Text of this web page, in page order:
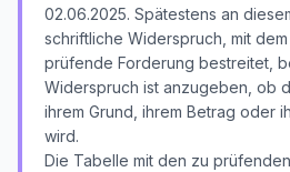
02.06.2025. Spätestens an
schriftliche Widerspruch, mit
prüfende Forderung bestreitet,
Widerspruch ist anzugeben, ob
ihrem Grund, ihrem Betrag oder
wird.
Die Tabelle mit den zu